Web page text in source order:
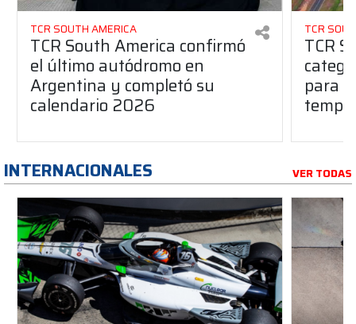
TCR SOUTH AMERICA
TCR South America confirmó
el último autódromo en
Argentina y completó su
calendario 2026
TCR
TCR
para
INTERNACIONALES VER TODAS